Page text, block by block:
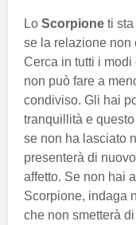
Lo Scorpione ti
se la relazione non
Cerca in tutti i
non può fare a
condiviso. Gli hai
tranquillità e
se non ha lasciato
presenterà di
affetto. Se non hai
Scorpione, indaga
che non smetterà